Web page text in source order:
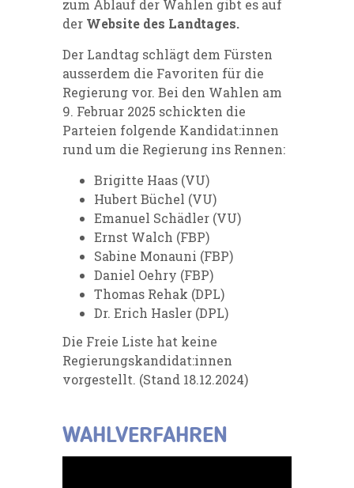
zum Ablauf der Wahlen gibt es auf
der Website des Landtages.
Der Landtag schlägt dem Fürsten
ausserdem die Favoriten für die
Regierung vor. Bei den Wahlen am
9. Februar 2025 schickten die
Parteien folgende Kandidat:innen
rund um die Regierung ins Rennen:
Brigitte Haas (VU)
Hubert Büchel (VU)
Emanuel Schädler (VU)
Ernst Walch (FBP)
Sabine Monauni (FBP)
Daniel Oehry (FBP)
Thomas Rehak (DPL)
Dr. Erich Hasler (DPL)
Die Freie Liste hat keine
Regierungskandidat:innen
vorgestellt. (Stand 18.12.2024)
WAHLVERFAHREN